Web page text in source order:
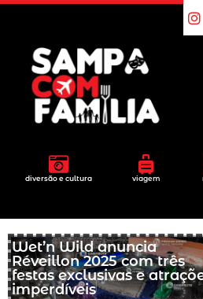
diversão e cultura viagem
Wet’n Wild anuncia
Réveillon 2025 com três
festas exclusivas e
imperdíveis